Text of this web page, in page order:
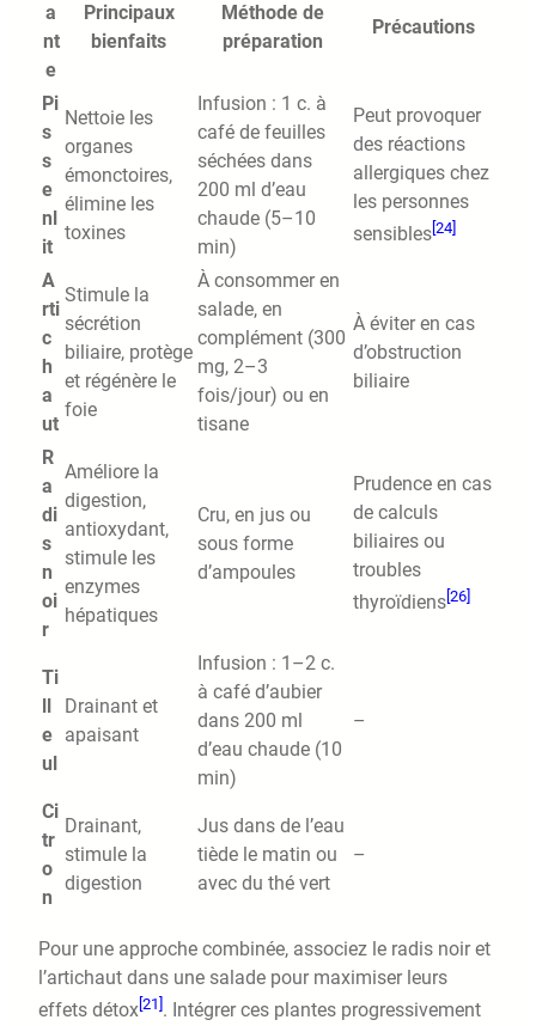
a
nt
e
Principaux
bienfaits
Méthode de
préparation
Précautions
Pi
s
s
e
nl
it
Nettoie les
organes
émonctoires,
élimine les
toxines
Infusion : 1 c. à
café de feuilles
séchées dans
200 ml d’eau
chaude (5–10
min)
Peut provoquer
des réactions
allergiques chez
les personnes
sensibles [24]
A
rti
c
h
a
ut
Stimule la
sécrétion
biliaire, protège
et régénère le
foie
À consommer en
salade, en
complément (300
mg, 2–3
fois/jour) ou en
tisane
À éviter en cas
d’obstruction
biliaire
R
a
di
s
n
oi
r
Améliore la
digestion,
antioxydant,
stimule les
enzymes
hépatiques
Cru, en jus ou
sous forme
d’ampoules
Prudence en cas
de calculs
biliaires ou
troubles
thyroïdiens [26]
Ti
ll
e
ul
Drainant et
apaisant
Infusion : 1–2 c.
à café d’aubier
dans 200 ml
d’eau chaude (10
min)
–
Ci
tr
o
n
Drainant,
stimule la
digestion
Jus dans de l’eau
tiède le matin ou
avec du thé vert
–
Pour une approche combinée, associez le radis noir et
l’artichaut dans une salade pour maximiser leurs
effets détox [21] . Intégrer ces plantes progressivement